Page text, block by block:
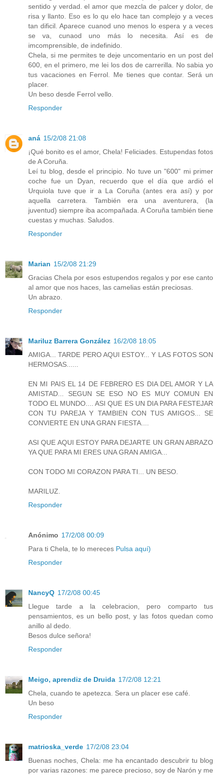
sentido y verdad. el amor que mezcla de palcer y dolor, de
risa y llanto. Eso es lo qu elo hace tan complejo y a veces
tan dificil. Aparece cuanod uno menos lo espera y a veces
se va, cunaod uno más lo necesita. Así es de
imcomprensible, de indefinido.
Chela, si me permites te deje uncomentario en un post del
600, en el primero, me lei los dos de carrerilla. No sabia yo
tus vacaciones en Ferrol. Me tienes que contar. Será un
placer.
Un beso desde Ferrol vello.
Responder
aná 15/2/08 21:08
¡Qué bonito es el amor, Chela! Feliciades. Estupendas fotos
de A Coruña.
Leí tu blog, desde el principio. No tuve un "600" mi primer
coche fue un Dyan, recuerdo que el día que ardió el
Urquiola tuve que ir a La Coruña (antes era así) y por
aquella carretera. También era una aventurera, (la
juventud) siempre iba acompañada. A Coruña también tiene
cuestas y muchas. Saludos.
Responder
Marian 15/2/08 21:29
Gracias Chela por esos estupendos regalos y por ese canto
al amor que nos haces, las camelias están preciosas.
Un abrazo.
Responder
Mariluz Barrera González 16/2/08 18:05
AMIGA... TARDE PERO AQUI ESTOY... Y LAS FOTOS SON
HERMOSAS......
EN MI PAIS EL 14 DE FEBRERO ES DIA DEL AMOR Y LA
AMISTAD... SEGUN SE ESO NO ES MUY COMUN EN
TODO EL MUNDO.... ASI QUE ES UN DIA PARA FESTEJAR
CON TU PAREJA Y TAMBIEN CON TUS AMIGOS... SE
CONVIERTE EN UNA GRAN FIESTA....
ASI QUE AQUI ESTOY PARA DEJARTE UN GRAN ABRAZO
YA QUE PARA MI ERES UNA GRAN AMIGA...
CON TODO MI CORAZON PARA TI... UN BESO.
MARILUZ.
Responder
Anónimo 17/2/08 00:09
Para ti Chela, te lo mereces Pulsa aquí)
Responder
NancyQ 17/2/08 00:45
Llegue tarde a la celebracion, pero comparto tus
pensamientos, es un bello post, y las fotos quedan como
anillo al dedo.
Besos dulce señora!
Responder
Meigo, aprendiz de Druida 17/2/08 12:21
Chela, cuando te apetezca. Sera un placer ese café.
Un beso
Responder
matrioska_verde 17/2/08 23:04
Buenas noches, Chela: me ha encantado descubrir tu blog
por varias razones: me parece precioso, soy de Narón y me